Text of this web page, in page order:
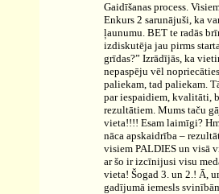
Gaidīšanas process.
Enkurs 2 sarunājuši, ka
ļaunumu. BET te radās
izdiskutēja jau pirms
grīdas?” Izrādījās, ka
nepaspēju vēl
paliekam, tad paliekam.
par iespaidiem, kvalitāti,
rezultātiem. Mums taču
vieta!!!! Esam laimīgi?
nāca apskaidrība –
visiem PALDIES un visā
ar šo ir izcīnijusi visu
vieta! Šogad 3. un 2.! Ā,
gadījumā iemesls